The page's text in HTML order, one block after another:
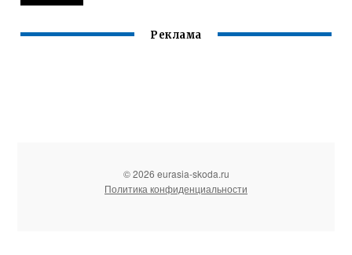
Реклама
© 2026 eurasia-skoda.ru
Политика конфиденциальности